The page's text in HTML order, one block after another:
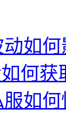
如
何获
如